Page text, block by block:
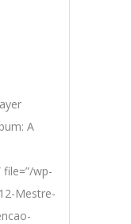
A
file=”/wp-
Mestre-